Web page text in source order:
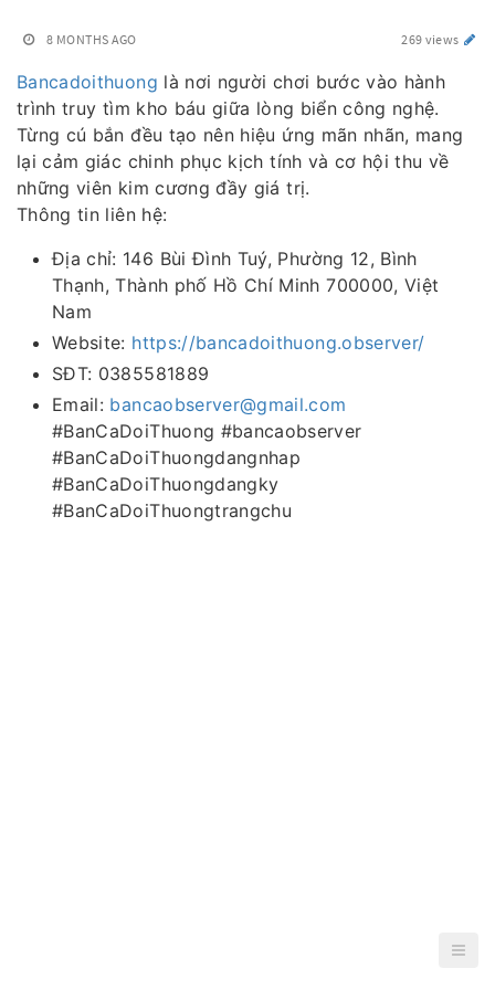
8 MONTHS AGO 269 views
Bancadoithuong là nơi người chơi bước vào hành
trình truy tìm kho báu giữa lòng biển công nghệ.
Từng cú bắn đều tạo nên hiệu ứng mãn nhãn, mang
lại cảm giác chinh phục kịch tính và cơ hội thu về
những viên kim cương đầy giá trị.
Thông tin liên hệ:
Địa chỉ: 146 Bùi Đình Tuý, Phường 12, Bình
Thạnh, Thành phố Hồ Chí Minh 700000, Việt
Nam
Website: https://bancadoithuong.observer/
SĐT: 0385581889
Email: bancaobserver@gmail.com
#BanCaDoiThuong #bancaobserver
#BanCaDoiThuongdangnhap
#BanCaDoiThuongdangky
#BanCaDoiThuongtrangchu